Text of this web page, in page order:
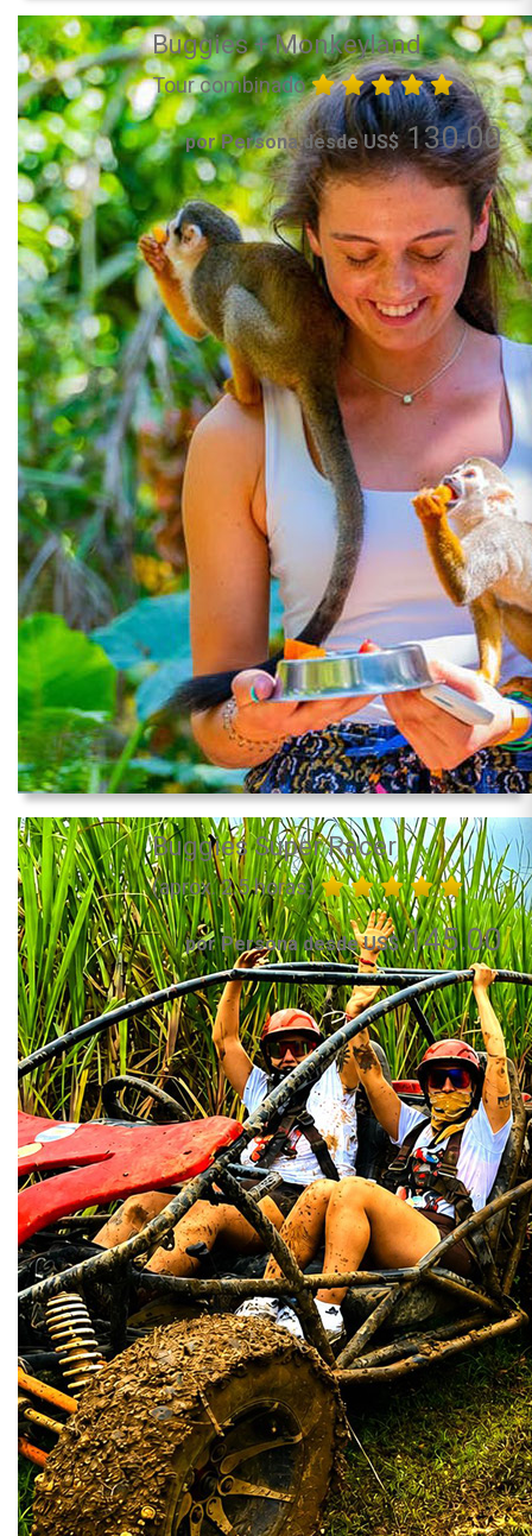
Buggies + Monkeyland
Tour combinado
por Persona desde US$130.00
Buggies Super Racer
(aprox. 2.5 horas)
por Persona desde US$145.00